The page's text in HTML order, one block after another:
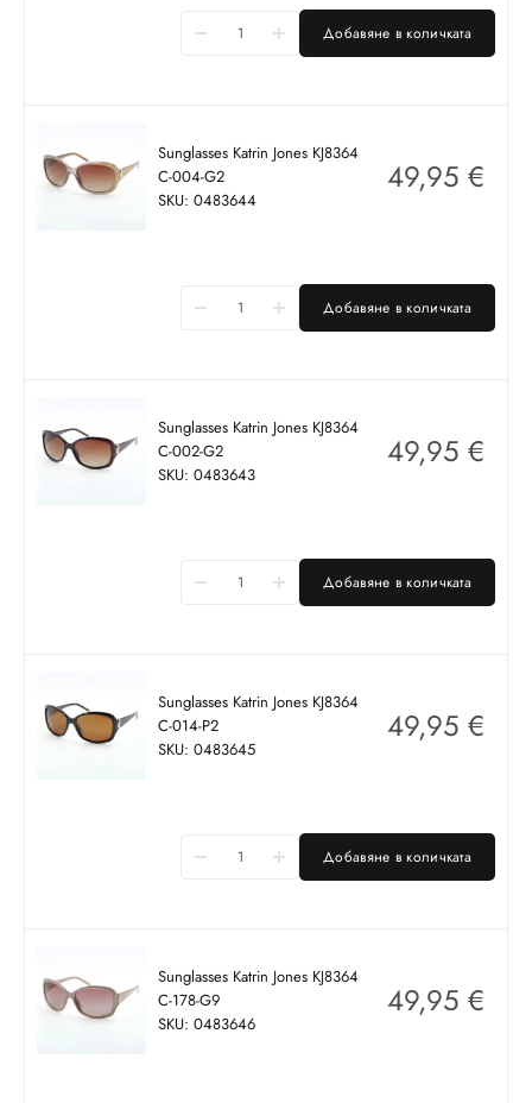
Добавяне в количката
Sunglasses Katrin Jones KJ8364
C-004-G2
SKU: 0483644
49,95 €
Добавяне в количката
Sunglasses Katrin Jones KJ8364
C-002-G2
SKU: 0483643
49,95 €
Добавяне в количката
Sunglasses Katrin Jones KJ8364
C-014-P2
SKU: 0483645
49,95 €
Добавяне в количката
Sunglasses Katrin Jones KJ8364
C-178-G9
SKU: 0483646
49,95 €